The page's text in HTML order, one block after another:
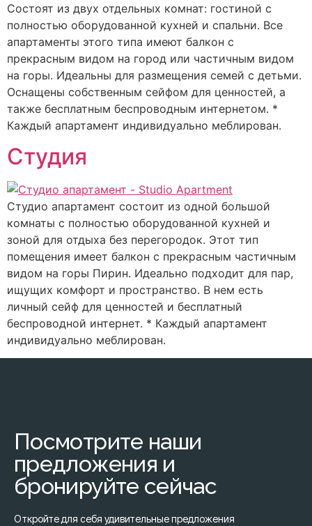
Состоят из двух отдельных комнат: гостиной с
полностью оборудованной кухней и спальни. Все
апартаменты этого типа имеют балкон с
прекрасным видом на город или частичным видом
на горы. Идеальны для размещения семей с детьми.
Оснащены собственным сейфом для ценностей, а
также бесплатным беспроводным интернетом. *
Каждый апартамент индивидуально меблирован.
Студия
Студио апартамент состоит из одной большой
комнаты с полностью оборудованной кухней и
зоной для отдыха без перегородок. Этот тип
помещения имеет балкон с прекрасным частичным
видом на горы Пирин. Идеально подходит для пар,
ищущих комфорт и пространство. В нем есть
личный сейф для ценностей и бесплатный
беспроводной интернет. * Каждый апартамент
индивидуально меблирован.
Посмотрите наши
предложения и
бронируйте сейчас
Откройте для себя удивительные предложения